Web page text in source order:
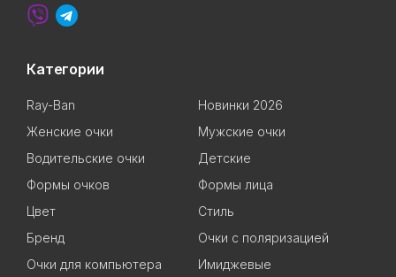
Категории
Ray-Ban
Новинки 2026
Женские очки
Мужские очки
Водительские очки
Детские
Формы очков
Формы лица
Цвет
Стиль
Бренд
Очки с поляризацией
Очки для компьютера
Имиджевые